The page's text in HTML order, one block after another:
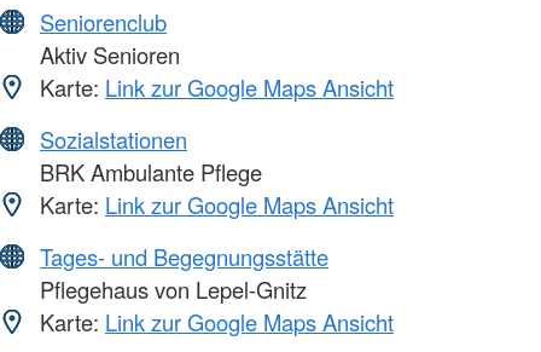
Seniorenclub
Aktiv Senioren
Karte: Link zur Google Maps Ansicht
Sozialstationen
BRK Ambulante Pflege
Karte: Link zur Google Maps Ansicht
Tages- und Begegnungsstätte
Pflegehaus von Lepel-Gnitz
Karte: Link zur Google Maps Ansicht